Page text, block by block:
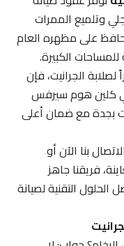
الممرات
على مظهره العام
الكبيرة.
الجرانيت، فإن
كلين هوم سيرفس
بجدة مع ضمان أعلى
بنا الآن أو
فريقنا جاهز
التقنية لصيانة